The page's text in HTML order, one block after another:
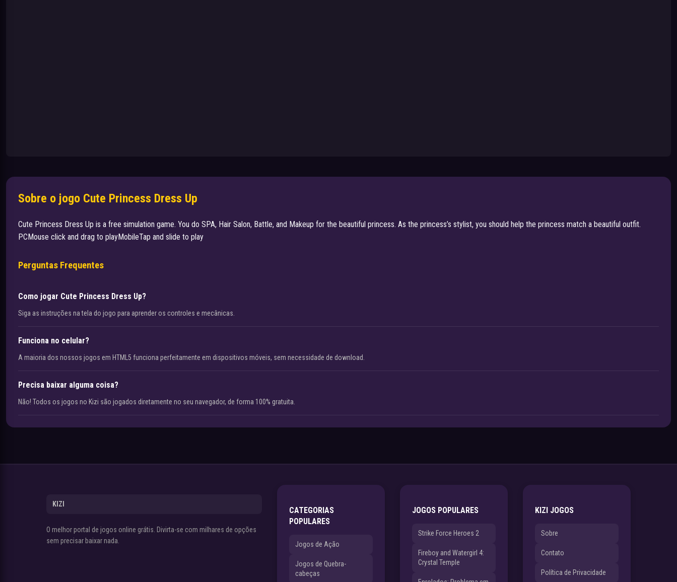
Sobre o jogo Cute Princess Dress Up
Cute Princess Dress Up is a free simulation game. You do SPA, Hair Salon, Battle, and Makeup for the beautiful princess. As the princess’s stylist, you should help the princess match a beautiful outfit.
PCMouse click and drag to playMobileTap and slide to play
Perguntas Frequentes
Como jogar Cute Princess Dress Up?
Siga as instruções na tela do jogo para aprender os controles e mecânicas.
Funciona no celular?
A maioria dos nossos jogos em HTML5 funciona perfeitamente em dispositivos móveis, sem necessidade de download.
Precisa baixar alguma coisa?
Não! Todos os jogos no Kizi são jogados diretamente no seu navegador, de forma 100% gratuita.
KIZI
O melhor portal de jogos online grátis. Divirta-se com milhares de opções
sem precisar baixar nada.
CATEGORIAS
POPULARES
Jogos de Ação
Jogos de Quebra-
cabeças
JOGOS POPULARES
Strike Force Heroes 2
Fireboy and Watergirl 4:
Crystal Temple
KIZI JOGOS
Sobre
Contato
Política de Privacidade